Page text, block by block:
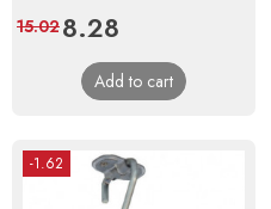
Price
8.28
price
15.02
Add to cart
-1.62